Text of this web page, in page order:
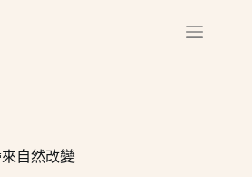
自然改變​